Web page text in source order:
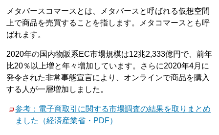
メタバースコマースとは、メタバースと呼ばれる仮想空間
上で商品を売買することを指します。メタコマースとも呼
ばれます。
2020年の国内物販系EC市場規模は12兆2,333億円で、前年
比20％以上増と年々増加しています。さらに2020年4月に
発令された非常事態宣言により、オンラインで商品を購入
する人が一層増加しました。
参考：電子商取引に関する市場調査の結果を取りまとめ
ました（経済産業省・PDF）